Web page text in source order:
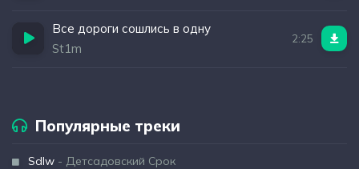
Все дороги сошлись в одну
St1m
2:25
Популярные треки
Sdlw - Детсадовский Срок